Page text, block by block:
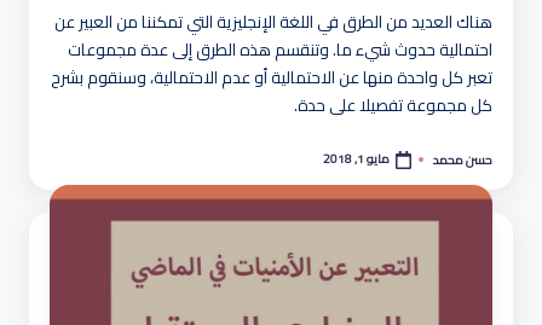
هناك العديد من الطرق في اللغة الإنجليزية التي تمكننا من العبير عن
احتمالية حدوث شيء ما. وتنقسم هذه الطرق إلى عدة مجموعات
تعبر كل واحدة منها عن الاحتمالية أو عدم الاحتمالية، وسنقوم بشرح
كل مجموعة تفصيلا على حدة.
تمّ
النشر
بواسطة
حسن محمد مايو 1, 2018